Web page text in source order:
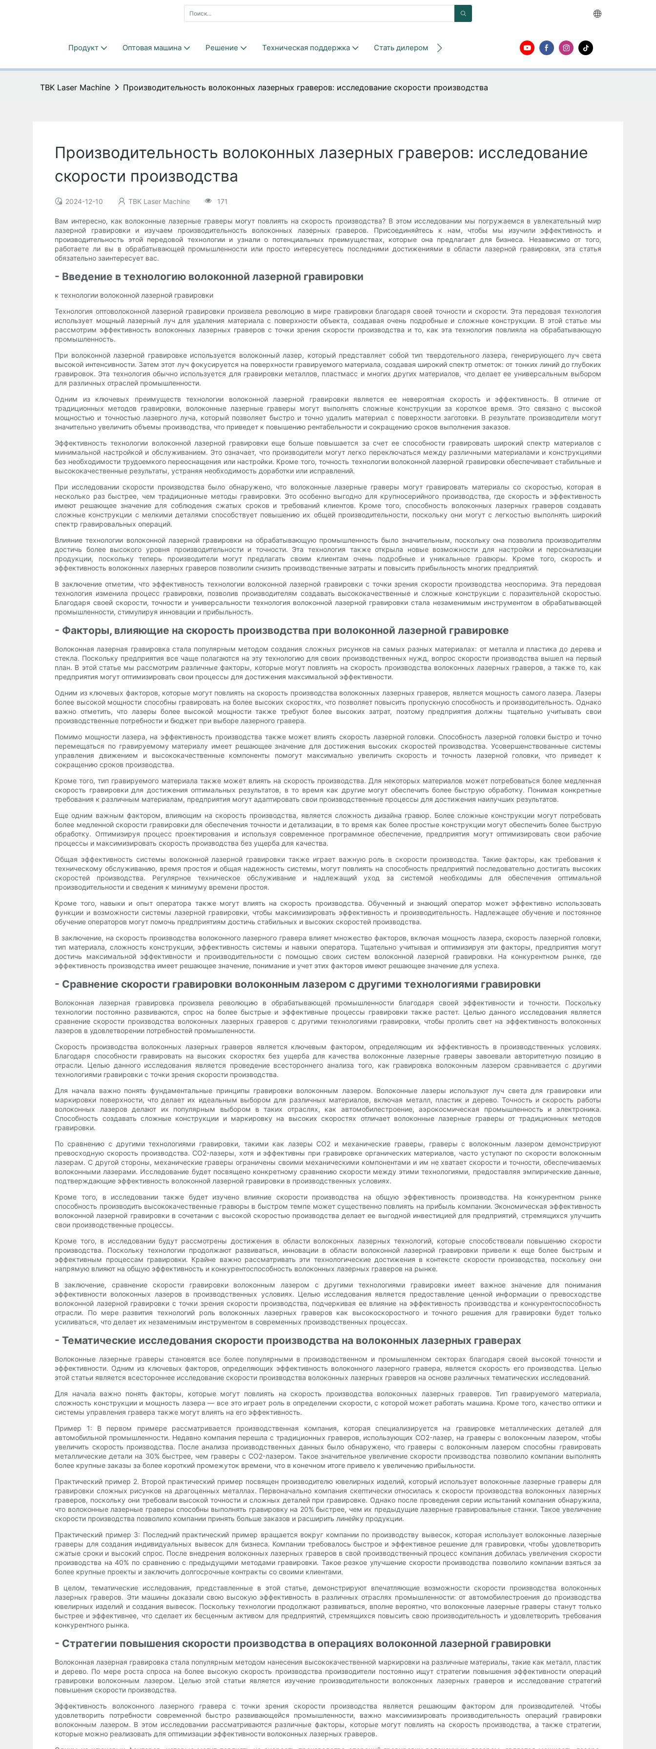
Продукт Оптовая машина Решение Техническая поддержка Стать дилером
TBK Laser Machine Производительность волоконных лазерных граверов: исследование скорости производства
Производительность волоконных лазерных граверов: исследование
скорости производства
2024-12-10 TBK Laser Machine 171
Вам интересно, как волоконные лазерные граверы могут повлиять на скорость производства? В этом исследовании мы погружаемся в увлекательный мир
лазерной гравировки и изучаем производительность волоконных лазерных граверов. Присоединяйтесь к нам, чтобы мы изучили эффективность и
производительность этой передовой технологии и узнали о потенциальных преимуществах, которые она предлагает для бизнеса. Независимо от того,
работаете ли вы в обрабатывающей промышленности или просто интересуетесь последними достижениями в области лазерной гравировки, эта статья
обязательно заинтересует вас.
- Введение в технологию волоконной лазерной гравировки
к технологии волоконной лазерной гравировки
Технология оптоволоконной лазерной гравировки произвела революцию в мире гравировки благодаря своей точности и скорости. Эта передовая технология
использует мощный лазерный луч для удаления материала с поверхности объекта, создавая очень подробные и сложные конструкции. В этой статье мы
рассмотрим эффективность волоконных лазерных граверов с точки зрения скорости производства и то, как эта технология повлияла на обрабатывающую
промышленность.
При волоконной лазерной гравировке используется волоконный лазер, который представляет собой тип твердотельного лазера, генерирующего луч света
высокой интенсивности. Затем этот луч фокусируется на поверхности гравируемого материала, создавая широкий спектр отметок: от тонких линий до глубоких
гравировок. Эта технология обычно используется для гравировки металлов, пластмасс и многих других материалов, что делает ее универсальным выбором
для различных отраслей промышленности.
Одним из ключевых преимуществ технологии волоконной лазерной гравировки является ее невероятная скорость и эффективность. В отличие от
традиционных методов гравировки, волоконные лазерные граверы могут выполнять сложные конструкции за короткое время. Это связано с высокой
мощностью и точностью лазерного луча, который позволяет быстро и точно удалить материал с поверхности заготовки. В результате производители могут
значительно увеличить объемы производства, что приведет к повышению рентабельности и сокращению сроков выполнения заказов.
Эффективность технологии волоконной лазерной гравировки еще больше повышается за счет ее способности гравировать широкий спектр материалов с
минимальной настройкой и обслуживанием. Это означает, что производители могут легко переключаться между различными материалами и конструкциями
без необходимости трудоемкого переоснащения или настройки. Кроме того, точность технологии волоконной лазерной гравировки обеспечивает стабильные и
высококачественные результаты, устраняя необходимость доработки или исправлений.
При исследовании скорости производства было обнаружено, что волоконные лазерные граверы могут гравировать материалы со скоростью, которая в
несколько раз быстрее, чем традиционные методы гравировки. Это особенно выгодно для крупносерийного производства, где скорость и эффективность
имеют решающее значение для соблюдения сжатых сроков и требований клиентов. Кроме того, способность волоконных лазерных граверов создавать
сложные конструкции с мелкими деталями способствует повышению их общей производительности, поскольку они могут с легкостью выполнять широкий
спектр гравировальных операций.
Влияние технологии волоконной лазерной гравировки на обрабатывающую промышленность было значительным, поскольку она позволила производителям
достичь более высокого уровня производительности и точности. Эта технология также открыла новые возможности для настройки и персонализации
продукции, поскольку теперь производители могут предлагать своим клиентам очень подробные и уникальные гравюры. Кроме того, скорость и
эффективность волоконных лазерных граверов позволили снизить производственные затраты и повысить прибыльность многих предприятий.
В заключение отметим, что эффективность технологии волоконной лазерной гравировки с точки зрения скорости производства неоспорима. Эта передовая
технология изменила процесс гравировки, позволив производителям создавать высококачественные и сложные конструкции с поразительной скоростью.
Благодаря своей скорости, точности и универсальности технология волоконной лазерной гравировки стала незаменимым инструментом в обрабатывающей
промышленности, стимулируя инновации и прибыльность.
- Факторы, влияющие на скорость производства при волоконной лазерной гравировке
Волоконная лазерная гравировка стала популярным методом создания сложных рисунков на самых разных материалах: от металла и пластика до дерева и
стекла. Поскольку предприятия все чаще полагаются на эту технологию для своих производственных нужд, вопрос скорости производства вышел на первый
план. В этой статье мы рассмотрим различные факторы, которые могут повлиять на скорость производства волоконных лазерных граверов, а также то, как
предприятия могут оптимизировать свои процессы для достижения максимальной эффективности.
Одним из ключевых факторов, которые могут повлиять на скорость производства волоконных лазерных граверов, является мощность самого лазера. Лазеры
более высокой мощности способны гравировать на более высоких скоростях, что позволяет повысить пропускную способность и производительность. Однако
важно отметить, что лазеры более высокой мощности также требуют более высоких затрат, поэтому предприятия должны тщательно учитывать свои
производственные потребности и бюджет при выборе лазерного гравера.
Помимо мощности лазера, на эффективность производства также может влиять скорость лазерной головки. Способность лазерной головки быстро и точно
перемещаться по гравируемому материалу имеет решающее значение для достижения высоких скоростей производства. Усовершенствованные системы
управления движением и высококачественные компоненты помогут максимально увеличить скорость и точность лазерной головки, что приведет к
сокращению сроков производства.
Кроме того, тип гравируемого материала также может влиять на скорость производства. Для некоторых материалов может потребоваться более медленная
скорость гравировки для достижения оптимальных результатов, в то время как другие могут обеспечить более быструю обработку. Понимая конкретные
требования к различным материалам, предприятия могут адаптировать свои производственные процессы для достижения наилучших результатов.
Еще одним важным фактором, влияющим на скорость производства, является сложность дизайна гравюр. Более сложные конструкции могут потребовать
более медленной скорости гравировки для обеспечения точности и детализации, в то время как более простые конструкции могут обеспечить более быструю
обработку. Оптимизируя процесс проектирования и используя современное программное обеспечение, предприятия могут оптимизировать свои рабочие
процессы и максимизировать скорость производства без ущерба для качества.
Общая эффективность системы волоконной лазерной гравировки также играет важную роль в скорости производства. Такие факторы, как требования к
техническому обслуживанию, время простоя и общая надежность системы, могут повлиять на способность предприятий последовательно достигать высоких
скоростей производства. Регулярное техническое обслуживание и надлежащий уход за системой необходимы для обеспечения оптимальной
производительности и сведения к минимуму времени простоя.
Кроме того, навыки и опыт оператора также могут влиять на скорость производства. Обученный и знающий оператор может эффективно использовать
функции и возможности системы лазерной гравировки, чтобы максимизировать эффективность и производительность. Надлежащее обучение и постоянное
обучение операторов могут помочь предприятиям достичь стабильных и высоких скоростей производства.
В заключение, на скорость производства волоконного лазерного гравера влияет множество факторов, включая мощность лазера, скорость лазерной головки,
тип материала, сложность конструкции, эффективность системы и навыки оператора. Тщательно учитывая и оптимизируя эти факторы, предприятия могут
достичь максимальной эффективности и производительности с помощью своих систем волоконной лазерной гравировки. На конкурентном рынке, где
эффективность производства имеет решающее значение, понимание и учет этих факторов имеют решающее значение для успеха.
- Сравнение скорости гравировки волоконным лазером с другими технологиями гравировки
Волоконная лазерная гравировка произвела революцию в обрабатывающей промышленности благодаря своей эффективности и точности. Поскольку
технологии постоянно развиваются, спрос на более быстрые и эффективные процессы гравировки также растет. Целью данного исследования является
сравнение скорости производства волоконных лазерных граверов с другими технологиями гравировки, чтобы пролить свет на эффективность волоконных
лазеров в удовлетворении потребностей промышленности.
Скорость производства волоконных лазерных граверов является ключевым фактором, определяющим их эффективность в производственных условиях.
Благодаря способности гравировать на высоких скоростях без ущерба для качества волоконные лазерные граверы завоевали авторитетную позицию в
отрасли. Целью данного исследования является проведение всестороннего анализа того, как гравировка волоконным лазером сравнивается с другими
технологиями гравировки с точки зрения скорости производства.
Для начала важно понять фундаментальные принципы гравировки волоконным лазером. Волоконные лазеры используют луч света для гравировки или
маркировки поверхности, что делает их идеальным выбором для различных материалов, включая металл, пластик и дерево. Точность и скорость работы
волоконных лазеров делают их популярным выбором в таких отраслях, как автомобилестроение, аэрокосмическая промышленность и электроника.
Способность создавать сложные конструкции и маркировку на высоких скоростях отличает волоконные лазерные граверы от традиционных методов
гравировки.
По сравнению с другими технологиями гравировки, такими как лазеры CO2 и механические граверы, граверы с волоконным лазером демонстрируют
превосходную скорость производства. CO2-лазеры, хотя и эффективны при гравировке органических материалов, часто уступают по скорости волоконным
лазерам. С другой стороны, механические граверы ограничены своими механическими компонентами и им не хватает скорости и точности, обеспечиваемых
волоконными лазерами. Исследование будет посвящено конкретному сравнению скорости между этими технологиями, предоставляя эмпирические данные,
подтверждающие эффективность волоконной лазерной гравировки в производственных условиях.
Кроме того, в исследовании также будет изучено влияние скорости производства на общую эффективность производства. На конкурентном рынке
способность производить высококачественные гравюры в быстром темпе может существенно повлиять на прибыль компании. Экономическая эффективность
волоконной лазерной гравировки в сочетании с высокой скоростью производства делает ее выгодной инвестицией для предприятий, стремящихся улучшить
свои производственные процессы.
Кроме того, в исследовании будут рассмотрены достижения в области волоконных лазерных технологий, которые способствовали повышению скорости
производства. Поскольку технологии продолжают развиваться, инновации в области волоконной лазерной гравировки привели к еще более быстрым и
эффективным процессам гравировки. Крайне важно рассматривать эти технологические достижения в контексте скорости производства, поскольку они
напрямую влияют на общую эффективность и конкурентоспособность волоконных лазерных граверов на рынке.
В заключение, сравнение скорости гравировки волоконным лазером с другими технологиями гравировки имеет важное значение для понимания
эффективности волоконных лазеров в производственных условиях. Целью исследования является предоставление ценной информации о превосходстве
волоконной лазерной гравировки с точки зрения скорости производства, подчеркивая ее влияние на эффективность производства и конкурентоспособность
отрасли. По мере развития технологий роль волоконных лазерных граверов как высокоскоростного и точного решения для гравировки будет только
усиливаться, что делает их незаменимым инструментом в современных производственных процессах.
- Тематические исследования скорости производства на волоконных лазерных граверах
Волоконные лазерные граверы становятся все более популярными в производственном и промышленном секторах благодаря своей высокой точности и
эффективности. Одним из ключевых факторов, определяющих эффективность волоконного лазерного гравера, является скорость его производства. Целью
этой статьи является всестороннее исследование скорости производства волоконных лазерных граверов на основе различных тематических исследований.
Для начала важно понять факторы, которые могут повлиять на скорость производства волоконных лазерных граверов. Тип гравируемого материала,
сложность конструкции и мощность лазера — все это играет роль в определении скорости, с которой может работать машина. Кроме того, качество оптики и
системы управления гравера также могут влиять на его эффективность.
Пример 1: В первом примере рассматривается производственная компания, которая специализируется на гравировке металлических деталей для
автомобильной промышленности. Недавно компания перешла с традиционных граверов, использующих CO2-лазер, на граверы с волоконным лазером, чтобы
увеличить скорость производства. После анализа производственных данных было обнаружено, что граверы с волоконным лазером способны гравировать
металлические детали на 30% быстрее, чем граверы с CO2-лазером. Такое значительное увеличение скорости производства позволило компании выполнять
более крупные заказы за более короткий промежуток времени, что в конечном итоге привело к увеличению прибыльности.
Практический пример 2. Второй практический пример посвящен производителю ювелирных изделий, который использует волоконные лазерные граверы для
гравировки сложных рисунков на драгоценных металлах. Первоначально компания скептически относилась к скорости производства волоконных лазерных
граверов, поскольку они требовали высокой точности и сложных деталей при гравировке. Однако после проведения серии испытаний компания обнаружила,
что волоконные лазерные граверы способны выполнять гравировку на 20% быстрее, чем их предыдущие лазерные гравировальные станки. Такое увеличение
скорости производства позволило компании принять больше заказов и расширить линейку продукции.
Практический пример 3: Последний практический пример вращается вокруг компании по производству вывесок, которая использует волоконные лазерные
граверы для создания индивидуальных вывесок для бизнеса. Компании требовалось быстрое и эффективное решение для гравировки, чтобы удовлетворить
сжатые сроки и высокий спрос. После внедрения волоконных лазерных граверов в свой производственный процесс компания добилась увеличения скорости
производства на 40% по сравнению с предыдущими методами гравировки. Такое резкое улучшение скорости производства позволило компании взяться за
более крупные проекты и заключить долгосрочные контракты со своими клиентами.
В целом, тематические исследования, представленные в этой статье, демонстрируют впечатляющие возможности скорости производства волоконных
лазерных граверов. Эти машины доказали свою высокую эффективность в различных отраслях промышленности: от автомобилестроения до производства
ювелирных изделий и создания вывесок. Поскольку технологии продолжают развиваться, вполне вероятно, что волоконные лазерные граверы станут только
быстрее и эффективнее, что сделает их бесценным активом для предприятий, стремящихся повысить свою производительность и удовлетворить требования
конкурентного рынка.
- Стратегии повышения скорости производства в операциях волоконной лазерной гравировки
Волоконная лазерная гравировка стала популярным методом нанесения высококачественной маркировки на различные материалы, такие как металл, пластик
и дерево. По мере роста спроса на более высокую скорость производства производители постоянно ищут стратегии повышения эффективности операций
гравировки волоконным лазером. Целью этой статьи является изучение производительности волоконных лазерных граверов и исследование стратегий
повышения скорости производства.
Эффективность волоконного лазерного гравера с точки зрения скорости производства является решающим фактором для производителей. Чтобы
удовлетворить потребности современной быстро развивающейся промышленности, важно максимизировать производительность операций гравировки
волоконным лазером. В этом исследовании рассматриваются различные факторы, которые могут повлиять на скорость производства, а также стратегии,
которые можно реализовать для оптимизации эффективности волоконных лазерных граверов.